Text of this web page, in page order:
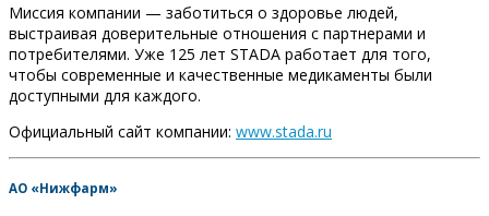
Миссия компании — заботиться о здоровье людей,
выстраивая доверительные отношения с партнерами и
потребителями. Уже 125 лет STADA работает для того,
чтобы современные и качественные медикаменты были
доступными для каждого.
Официальный сайт компании: www.stada.ru
АО «Нижфарм»